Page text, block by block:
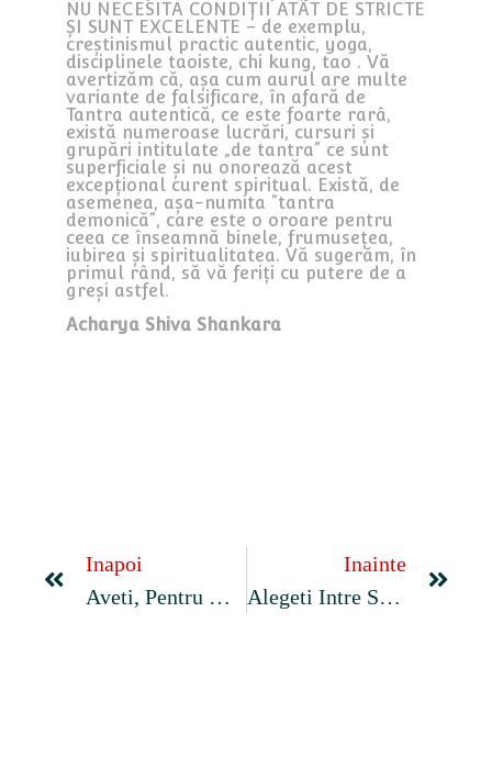
NU NECESITĂ CONDIȚII ATÂT DE STRICTE
ȘI SUNT EXCELENTE – de exemplu,
creștinismul practic autentic, yoga,
disciplinele taoiste, chi kung, tao . Vă
avertizăm că, așa cum aurul are multe
variante de falsificare, în afară de
Tantra autentică, ce este foarte rarâ,
există numeroase lucrări, cursuri și
grupări intitulate „de tantra” ce sunt
superficiale și nu onorează acest
excepțional curent spiritual. Există, de
asemenea, așa-numita ”tantra
demonică”, care este o oroare pentru
ceea ce înseamnă binele, frumusețea,
iubirea și spiritualitatea. Vă sugerăm, în
primul rând, să vă feriți cu putere de a
greși astfel.
Acharya Shiva Shankara
Inapoi
Aveti, Pentru Moment, O Pana Temporara De Erectie? Nici O Problemă.
Inainte
Alegeti Intre Sacru Si Vulgar Când Faceti Dragoste!